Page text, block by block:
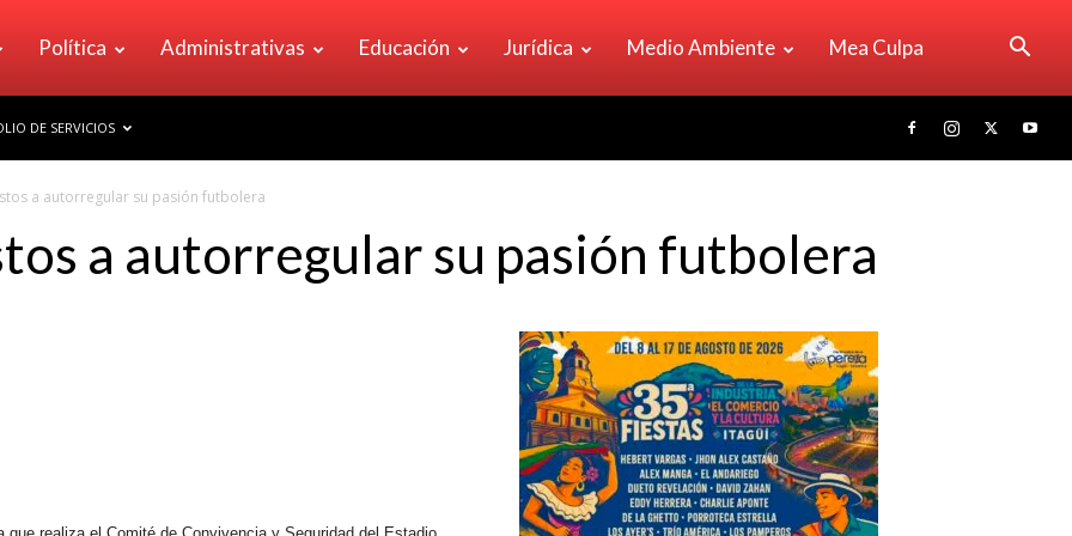
Política Administrativas Educación Jurídica Medio Ambiente Mea Culpa
DE SERVICIOS
a autorregular su pasión futbolera
a autorregular su pasión futbolera
que realiza el Comité de Convivencia y Seguridad del Estadio